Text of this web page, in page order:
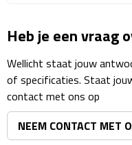
Koffersloten
Bagageweegschalen
Bagageriemen
Heb je een vraag
Wellicht staat jouw
of specificaties. Staat
contact met ons op
NEEM CONTACT MET